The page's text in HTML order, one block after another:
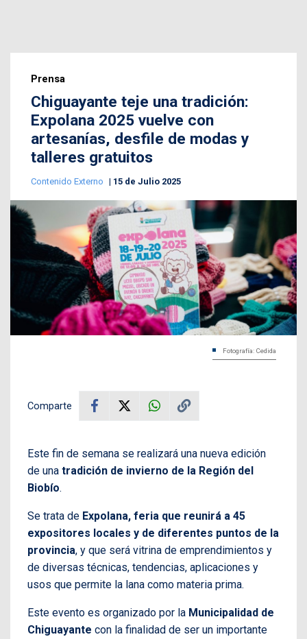
Prensa
Chiguayante teje una tradición:
Expolana 2025 vuelve con
artesanías, desfile de modas y
talleres gratuitos
Contenido Externo 15 de Julio 2025
Fotografía: Cedida
Comparte
Este fin de semana se realizará una nueva edición
de una tradición de invierno de la Región del
Biobío.
Se trata de Expolana, feria que reunirá a 45
expositores locales y de diferentes puntos de la
provincia, y que será vitrina de emprendimientos y
de diversas técnicas, tendencias, aplicaciones y
usos que permite la lana como materia prima.
Este evento es organizado por la Municipalidad de
Chiguayante con la finalidad de ser un importante